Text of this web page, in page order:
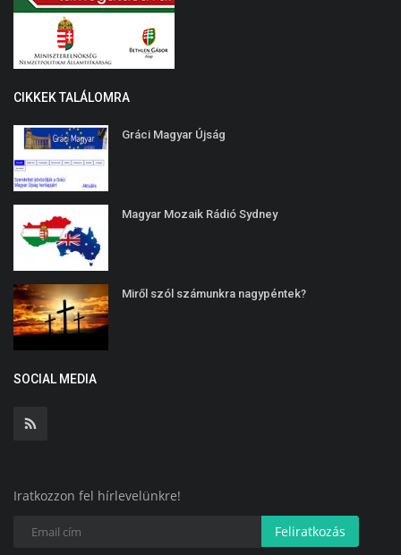
CIKKEK TALÁLOMRA
Gráci Magyar Újság
Magyar Mozaik Rádió Sydney
Miről szól számunkra nagypéntek?
SOCIAL MEDIA
Iratkozzon fel hírlevelünkre!
Feliratkozás